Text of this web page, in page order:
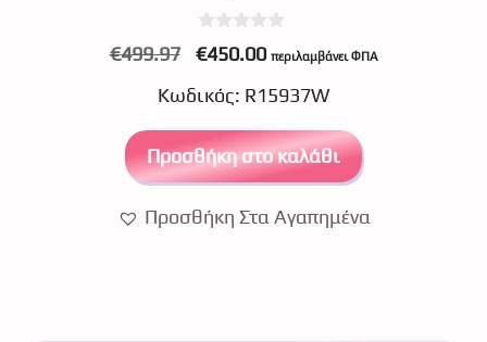
0
o
t
5
€499.97
Original
was:
€499.97.
€450.00Η
τιμή
είναι:
€450.00.
περιλαμβάνει ΦΠΑ
Κωδικός: R15937W
Προσθήκη στο καλάθι
Προσθήκη Στα Αγαπημένα